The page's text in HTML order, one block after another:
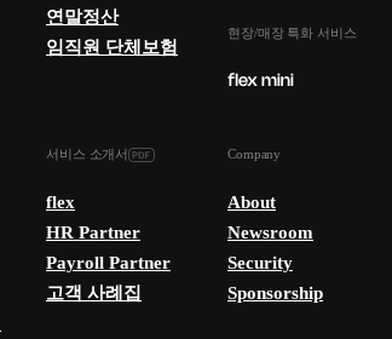
연말정산
임직원 단체보험
현장/매장 특화 서비스
서비스 소개서
flex
HR Partner
Payroll Partner
고객 사례집
Company
About
Newsroom
Security
Sponsorship